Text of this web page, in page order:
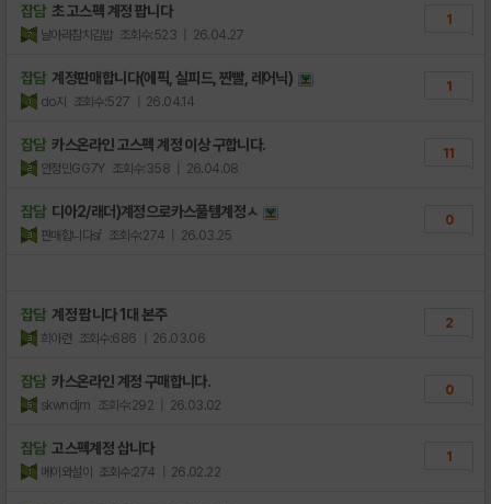
잡담 초 고스펙 계정 팝니다
날아라참치김밥 조회수:523 | 26.04.27
1
잡담 계정판매합니다(에픽, 실피드, 찐빨, 레어닉)
do지 조회수:527 | 26.04.14
1
잡담 카스온라인 고스펙 계정 이상 구합니다.
안정민GG7Y 조회수:358 | 26.04.08
11
잡담 디아2/래더)계정으로카스풀템계정ㅅ
판매합니다sŕ 조회수:274 | 26.03.25
0
잡담 계정 팝니다 1대 본주
희아련 조회수:686 | 26.03.06
2
잡담 카스온라인 계정 구매합니다.
skwndjm 조회수:292 | 26.03.02
0
잡담 고스펙계정 삽니다
메이와설이 조회수:274 | 26.02.22
1